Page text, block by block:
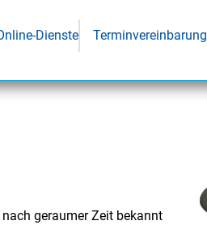
Dienste Terminvereinbarung
geraumer Zeit bekannt